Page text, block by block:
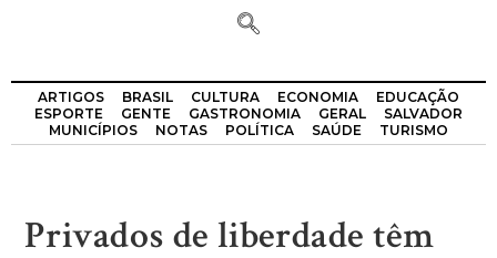
ARTIGOS BRASIL CULTURA ECONOMIA
EDUCAÇÃO
ESPORTE
GENTE GASTRONOMIA GERAL
SALVADOR
MUNICÍPIOS
NOTAS POLÍTICA SAÚDE TURISMO
Privados de liberdade têm